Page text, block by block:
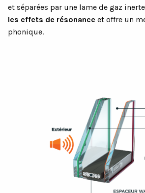
et séparées par une lame de gaz
les effets de résonance et offre un
phonique.